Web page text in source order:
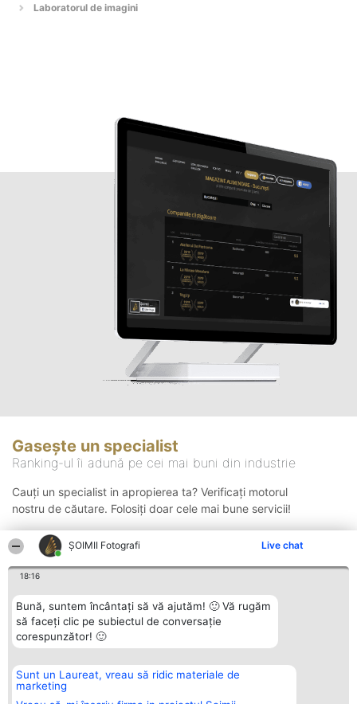
ȘOIMII Fotografi Live chat
18:16
Bună, suntem încântați să vă ajutăm! 🙂 Vă rugăm
să faceți clic pe subiectul de conversație
corespunzător! 🙂
Sunt un Laureat, vreau să ridic materiale de
marketing
Laboratorul de imagini
Gasește un specialist
Ranking-ul îi adună pe cei mai buni din industrie
Cauți un specialist in apropierea ta? Verificați motorul
nostru de căutare. Folosiți doar cele mai bune servicii!
Organizator Ranking
BRIGHT SOLUTIONS BR SRL
Aleea Timisul De Sus 2 Bl. A30
Plebiscyt
Lista Tuturor
Contact